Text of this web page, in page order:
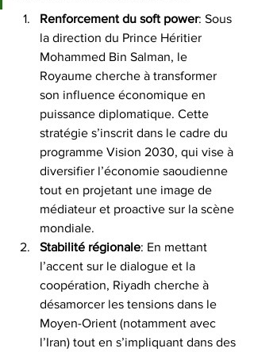
Renforcement du soft power: Sous
la direction du Prince Héritier
Mohammed Bin Salman, le
Royaume cherche à transformer
son influence économique en
puissance diplomatique. Cette
stratégie s’inscrit dans le cadre du
programme Vision 2030, qui vise à
diversifier l’économie saoudienne
tout en projetant une image de
médiateur et proactive sur la scène
mondiale.
Stabilité régionale: En mettant
l’accent sur le dialogue et la
coopération, Riyadh cherche à
désamorcer les tensions dans le
Moyen-Orient (notamment avec
l’Iran) tout en s’impliquant dans des